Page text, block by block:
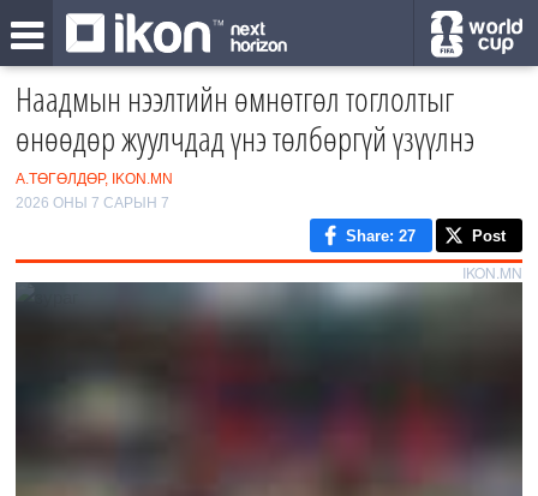
Наадмын нээлтийн өмнөтгөл тоглолтыг
өнөөдөр жуулчдад үнэ төлбөргүй үзүүлнэ
А.ТӨГӨЛДӨР, IKON.MN
2026 ОНЫ 7 САРЫН 7
Share: 27 Post
IKON.MN